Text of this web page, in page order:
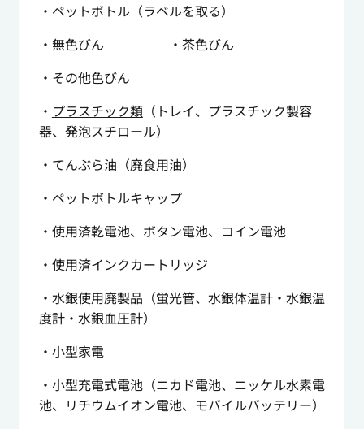
・ペットボトル（ラベルを取る）
・無色びん ・茶色びん
・その他色びん
・ プラスチック類（トレイ、プラスチック製容
器、発泡スチロール）
・てんぷら油（廃食用油）
・ペットボトルキャップ
・使用済乾電池、ボタン電池、コイン電池
・使用済インクカートリッジ
・水銀使用廃製品（蛍光管、水銀体温計・水銀温
度計・水銀血圧計）
・小型家電
・小型充電式電池（ニカド電池、ニッケル水素電
池、リチウムイオン電池、モバイルバッテリー）